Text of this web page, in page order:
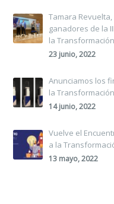
Tamara
ganadores de la
la
23 junio, 2022
Anunciamos los
la
14 junio, 2022
Vuelve el
a la
13 mayo, 2022